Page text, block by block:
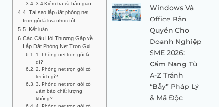
3.4 Kiểm tra và bàn giao
4. Tại sao lắp đặt phòng net
trọn gói là lựa chọn tốt
5. Kết luận
Các Câu Hỏi Thường Gặp về
Lắp Đặt Phòng Net Trọn Gói
1. Phòng net trọn gói là
gì?
2. Phòng net trọn gói có
lợi ích gì?
3. Phòng net trọn gói có
đảm bảo chất lượng
không?
4. Phòng net trọn gói có
Windows Và
Office Bản
Quyền Cho
Doanh Nghiệp
SME 2026:
Cẩm Nang Từ
A-Z Tránh
“Bẫy” Pháp Lý
& Mã Độc